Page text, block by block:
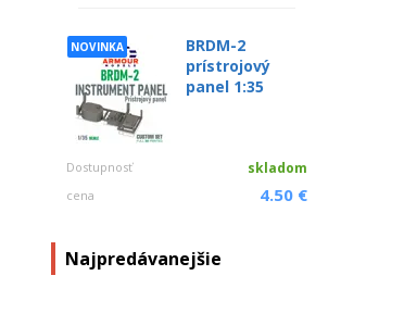
NOVINKA
BRDM-2
prístrojový
panel 1:35
Dostupnosť skladom
cena 4.50 €
Najpredávanejšie